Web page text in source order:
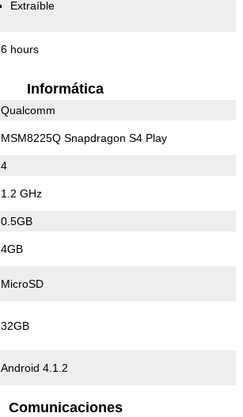
Extraíble
6 hours
Informática
Qualcomm
MSM8225Q Snapdragon S4 Play
4
1.2 GHz
0.5GB
4GB
MicroSD
32GB
Android 4.1.2
Comunicaciones